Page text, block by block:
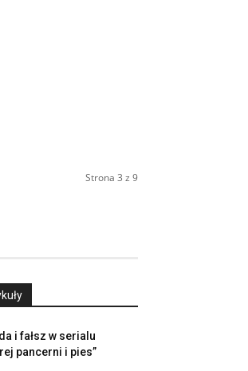
Strona 3 z 9
i fałsz w serialu
pancerni i pies”